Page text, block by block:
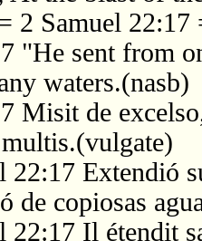
2 Samuel
"He sent from
waters.(nasb)
Misit de
22:17 Extendió
de copiosas
22:17 Il étendit